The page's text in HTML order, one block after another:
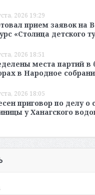
2026 19:29
прием заявок на
«Столица детского
2026 18:51
места партий в
в Народное
2026 18:05
приговор по делу о
у Ханагского